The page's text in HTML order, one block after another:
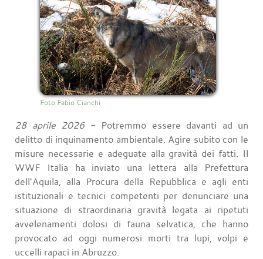
Foto Fabio Cianchi
28 aprile 2026- Potremmo essere davanti ad un
delitto di inquinamento ambientale. Agire subito con le
misure necessarie e adeguate alla gravità dei fatti. Il
WWF Italia ha inviato una lettera alla Prefettura
dell’Aquila, alla Procura della Repubblica e agli enti
istituzionali e tecnici competenti per denunciare una
situazione di straordinaria gravità legata ai ripetuti
avvelenamenti dolosi di fauna selvatica, che hanno
provocato ad oggi numerosi morti tra lupi, volpi e
uccelli rapaci in Abruzzo.